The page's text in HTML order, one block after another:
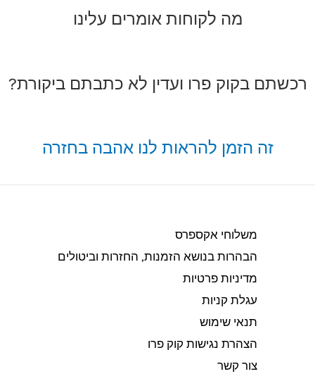
מה לקוחות אומרים עלינו
רכשתם בקוק פרו ועדין לא כתבתם ביקורת?
זה הזמן להראות לנו אהבה בחזרה
משלוחי אקספרס
הבהרות בנושא הזמנות, החזרות וביטולים​
מדיניות פרטיות
עגלת קניות
תנאי שימוש
הצהרת נגישות קוק פרו
צור קשר